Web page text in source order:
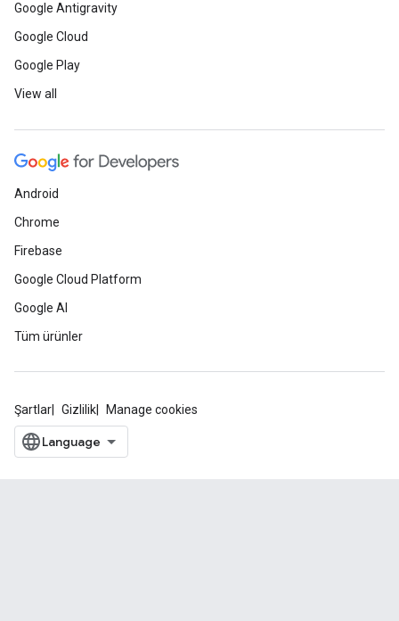
Google Antigravity
Google Cloud
Google Play
View all
Android
Chrome
Firebase
Google Cloud Platform
Google AI
Tüm ürünler
Şartlar Gizlilik Manage cookies